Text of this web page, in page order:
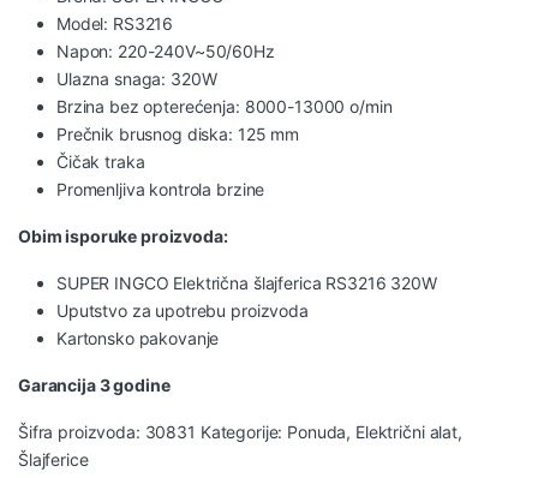
Model: RS3216
Napon: 220-240V~50/60Hz
Ulazna snaga: 320W
Brzina bez opterećenja: 8000-13000 o/min
Prečnik brusnog diska: 125 mm
Čičak traka
Promenljiva kontrola brzine
Obim isporuke proizvoda:
SUPER INGCO Električna šlajferica RS3216 320W
Uputstvo za upotrebu proizvoda
Kartonsko pakovanje
Garancija 3 godine
Šifra proizvoda: 30831 Kategorije: Ponuda, Električni alat,
Šlajferice